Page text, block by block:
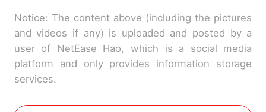
Notice: The content above (including the pictures
and videos if any) is uploaded and posted by a
user of NetEase Hao, which is a social media
platform and only provides information storage
services.